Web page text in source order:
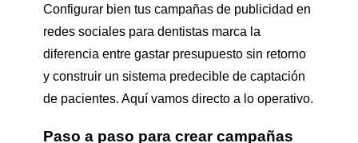
Configurar bien tus campañas de publicidad en
redes sociales para dentistas marca la
diferencia entre gastar presupuesto sin retorno
y construir un sistema predecible de captación
de pacientes. Aquí vamos directo a lo operativo.
Paso a paso para crear campañas